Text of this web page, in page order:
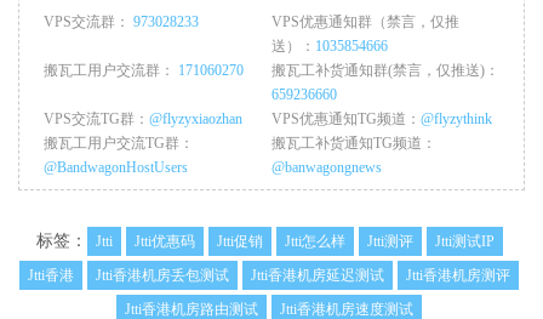
VPS交流群： 973028233
VPS优惠通知群（禁言，仅推
送）： 1035854666
搬瓦工用户交流群： 171060270
搬瓦工补货通知群(禁言，仅推送)：
659236660
VPS交流TG群： @flyzyxiaozhan VPS优惠通知TG频道： @flyzythink
搬瓦工用户交流TG群：
@BandwagonHostUsers
搬瓦工补货通知TG频道：
@banwagongnews
标签： Jtti Jtti优惠码 Jtti促销 Jtti怎么样 Jtti测评
Jtti测试IP
Jtti香港
Jtti香港机房丢包测试 Jtti香港机房延迟测试
Jtti香港机房测评
Jtti香港机房路由测试
Jtti香港机房速度测试